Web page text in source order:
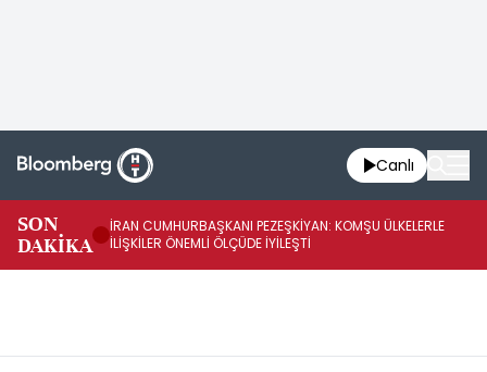
Canlı
SON
DAKİKA
İRAN CUMHURBAŞKANI PEZEŞKİYAN: KOMŞU ÜLKELERLE
İLİŞKİLER ÖNEMLİ ÖLÇÜDE İYİLEŞTİ